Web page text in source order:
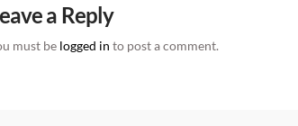
a Reply
must be logged in to post a comment.